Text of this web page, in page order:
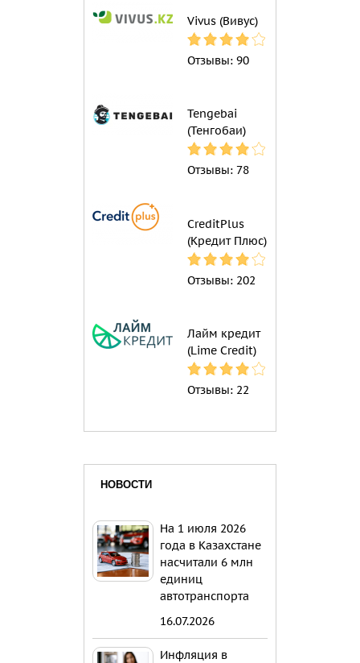
Vivus (Вивус)
Отзывы: 90
Tengebai
(Тенгобаи)
Отзывы: 78
CreditPlus
(Кредит Плюс)
Отзывы: 202
Лайм кредит
(Lime Credit)
Отзывы: 22
НОВОСТИ
На 1 июля 2026
года в Казахстане
насчитали 6 млн
единиц
автотранспорта
16.07.2026
Инфляция в